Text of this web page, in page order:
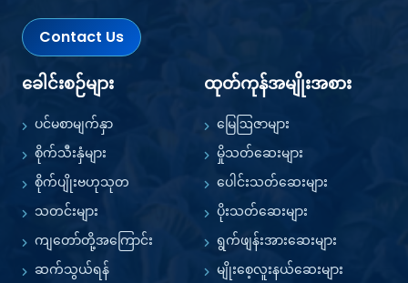
Contact Us
ခေါင်းစဉ်များ
ပင်မစာမျက်နှာ
စိုက်သီးနှံများ
စိုက်ပျိုးဗဟုသုတ
သတင်းများ
ကျတော်တို့အကြောင်း
ဆက်သွယ်ရန်
ထုတ်ကုန်အမျိုးအစား
မြေဩဇာများ
မှိုသတ်ဆေးများ
ပေါင်းသတ်ဆေးများ
ပိုးသတ်ဆေးများ
ရွက်ဖျန်းအားဆေးများ
မျိုးစေ့လူးနယ်ဆေးများ